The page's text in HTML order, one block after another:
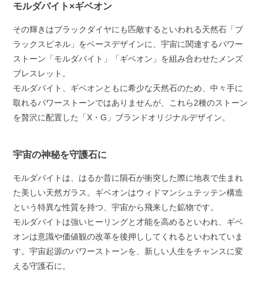
モルダバイト×ギベオン
その輝きはブラックダイヤにも匹敵するといわれる天然石「ブ
ラックスピネル」をベースデザインに、宇宙に関連するパワー
ストーン「モルダバイト」「ギベオン」を組み合わせたメンズ
ブレスレット。
モルダバイト、ギベオンともに希少な天然石のため、中々手に
取れるパワーストーンではありませんが、これら2種のストーン
を贅沢に配置した「X・G」ブランドオリジナルデザイン。
宇宙の神秘を守護石に
モルダバイトは、はるか昔に隕石が衝突した際に地表で生まれ
た美しい天然ガラス。ギベオンはウィドマンシュテッテン構造
という特異な性質を持つ、宇宙から飛来した鉱物です。
モルダバイトは強いヒーリングと才能を高めるといわれ、ギベ
オンは意識や価値観の改革を後押ししてくれるといわれていま
す。宇宙起源のパワーストーンを、新しい人生をチャンスに変
える守護石に。